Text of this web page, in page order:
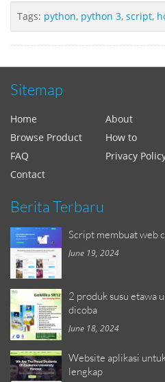
Tags: python, python 3, script,
Sitemap
Home About
Browse Product
How to
FAQ
Privacy
Contact
Berita Terbaru
Script membuat web
June 19, 2024
2 produk susu etawa
dicoba
June 18, 2024
Website aplikasi
lengkap